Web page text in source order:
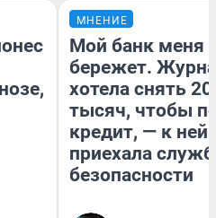
МНЕНИЕ
Мой банк меня
бережет.
хотела снять
тысяч, чтобы
кредит, — к
приехала
безопасности